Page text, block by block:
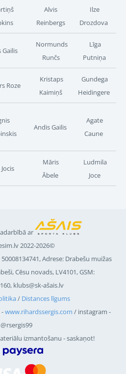
Alvis
Reinbergs
Ilze
Drozdova
Gailis
Normunds
Runčs
Līga
Putniņa
Roze
Kristaps
Kaimiņš
Gundega
Heidingere
Andis Gailis
Agate
Caune
Māris
Ābele
Ludmila
Joce
ar
2022-2026©
50008134741, Adrese: Drabešu muižas
Cēsu novads, LV4101, GSM:
klubs@sk-ašais.lv
/ Distances līgums
www.rihardssergis.com / instagram -
@rsergis99
izmantošanu - saskaņot!